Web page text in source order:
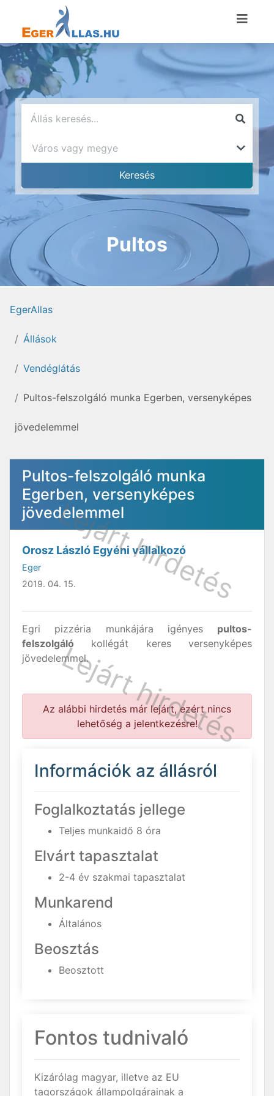
Pultos
EgerAllas
Állások
Vendéglátás
Pultos-felszolgáló munka Egerben, versenyképes
jövedelemmel
Pultos-felszolgáló munka
Egerben, versenyképes
jövedelemmel
Orosz László Egyéni vállalkozó
Eger
2019. 04. 15.
Egri pizzéria munkájára igényes pultos-
felszolgáló kollégát keres versenyképes
jövedelemmel.
Az alábbi hirdetés már lejárt, ezért nincs
lehetőség a jelentkezésre!
Információk az állásról
Foglalkoztatás jellege
Teljes munkaidő 8 óra
Elvárt tapasztalat
2-4 év szakmai tapasztalat
Munkarend
Általános
Beosztás
Beosztott
Fontos tudnivaló
Kizárólag magyar, illetve az EU
tagországok állampolgárainak a